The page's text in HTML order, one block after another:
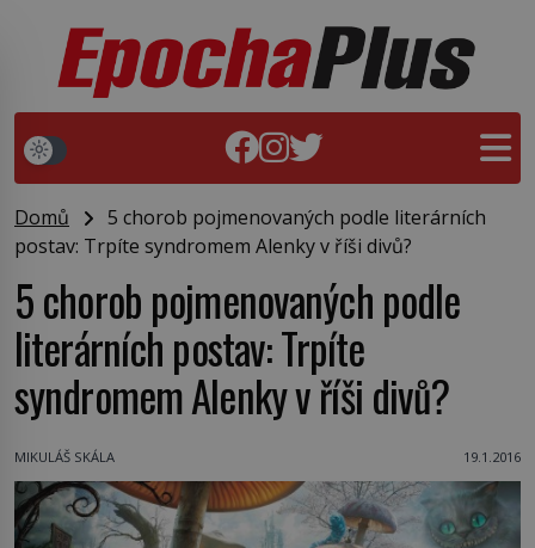
Domů
5 chorob pojmenovaných podle literárních
postav: Trpíte syndromem Alenky v říši divů?
5 chorob pojmenovaných podle
literárních postav: Trpíte
syndromem Alenky v říši divů?
MIKULÁŠ SKÁLA 19.1.2016